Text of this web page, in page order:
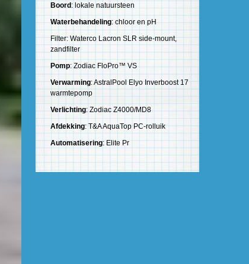
Boord : lokale natuursteen
Waterbehandeling: chloor en pH
Filter: Waterco Lacron SLR side-mount,
zandfilter
Pomp: Zodiac FloPro™ VS
Verwarming: AstralPool Elyo Inverboost 17
warmtepomp
Verlichting: Zodiac Z4000/MD8
Afdekking: T&A AquaTop PC-rolluik
Automatisering: Elite Pr